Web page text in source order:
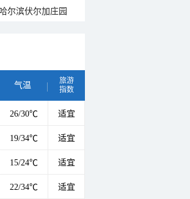
尔滨伏尔加庄园
气温
旅游
指数
26/30℃ 适宜
19/34℃ 适宜
15/24℃ 适宜
22/34℃ 适宜